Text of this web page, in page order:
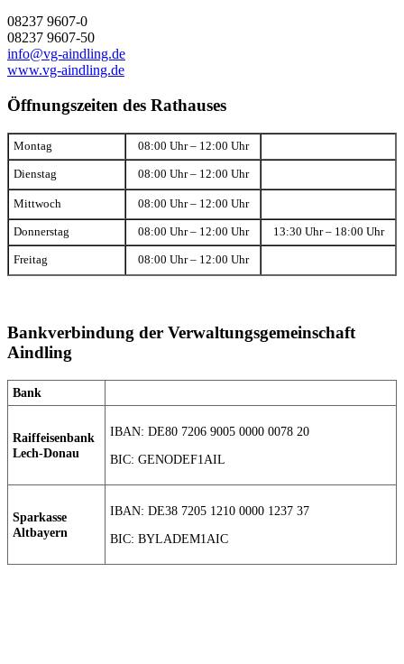
08237 9607-0
08237 9607-50
info@vg-aindling.de
www.vg-aindling.de
Öffnungszeiten des Rathauses
Montag 08:00 Uhr – 12:00 Uhr
Dienstag 08:00 Uhr – 12:00 Uhr
Mittwoch 08:00 Uhr – 12:00 Uhr
Donnerstag 08:00 Uhr – 12:00 Uhr 13:30 Uhr – 18:00 Uhr
Freitag 08:00 Uhr – 12:00 Uhr
Bankverbindung der Verwaltungsgemeinschaft
Aindling
Bank
Raiffeisenbank
Lech-Donau
IBAN: DE80 7206 9005 0000 0078 20
BIC: GENODEF1AIL
Sparkasse
Altbayern
IBAN: DE38 7205 1210 0000 1237 37
BIC: BYLADEM1AIC